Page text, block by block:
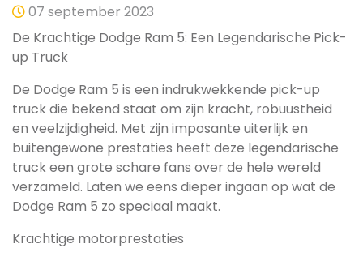
07 september 2023
De Krachtige Dodge Ram 5: Een Legendarische Pick-
up Truck
De Dodge Ram 5 is een indrukwekkende pick-up
truck die bekend staat om zijn kracht, robuustheid
en veelzijdigheid. Met zijn imposante uiterlijk en
buitengewone prestaties heeft deze legendarische
truck een grote schare fans over de hele wereld
verzameld. Laten we eens dieper ingaan op wat de
Dodge Ram 5 zo speciaal maakt.
Krachtige motorprestaties